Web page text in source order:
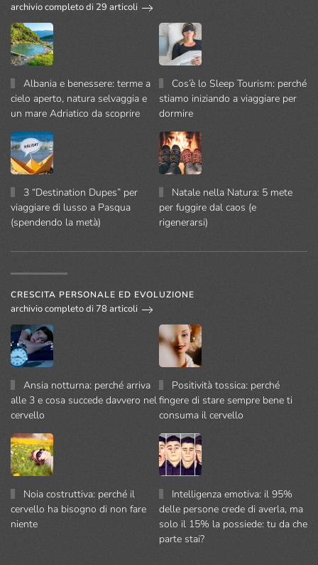
archivio completo di 29 articoli
Albania e benessere: terme a
cielo aperto, natura selvaggia e
un mare Adriatico da scoprire
Cos’è lo Sleep Tourism: perché
stiamo iniziando a viaggiare per
dormire
3 “Destination Dupes” per
viaggiare di lusso a Pasqua
(spendendo la metà)
Natale nella Natura: 5 mete
per fuggire dal caos (e
rigenerarsi)
CRESCITA PERSONALE ED EVOLUZIONE
archivio completo di 78 articoli
Ansia notturna: perché arriva
alle 3 e cosa succede davvero nel
cervello
Positività tossica: perché
fingere di stare sempre bene ti
consuma il cervello
Noia costruttiva: perché il
cervello ha bisogno di non fare
niente
Intelligenza emotiva: il 95%
delle persone crede di averla, ma
solo il 15% la possiede: tu da che
parte stai?